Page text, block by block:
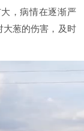
，病情在逐渐严
大葱的伤害，及时